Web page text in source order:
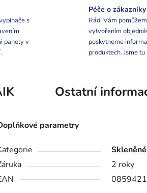
s
panely v
Péče o zákazníky
Rádi Vám
vytvořením
poskytneme
produktech. Jsme tu
Ostatní
parametry
2 roky